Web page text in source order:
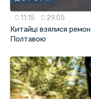
11:15 29.05
Китайці взялися
Полтавою